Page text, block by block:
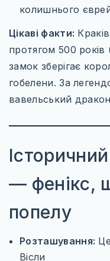
колишнього
Цікаві факти:
протягом 500
замок зберігає
гобелени. За
вавельський
— фенікс,
попелу
Розташування:
Вісли